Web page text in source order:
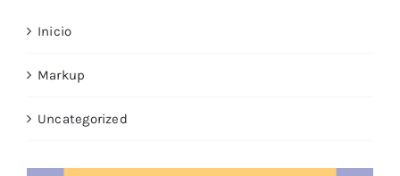
Inicio
Markup
Uncategorized